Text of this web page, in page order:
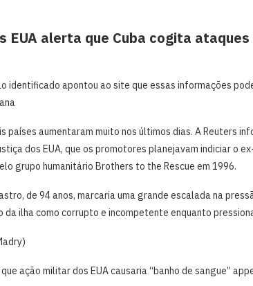
EUA alerta que Cuba cogita
identificado apontou ao site que essas informações
países aumentaram muito nos últimos dias. A Reuters
dos EUA, que os promotores planejavam indiciar o
grupo humanitário Brothers to the Rescue em 1996.
de 94 anos, marcaria uma grande escalada na
da ilha como corrupto e incompetente enquanto
ação militar dos EUA causaria “banho de sangue”